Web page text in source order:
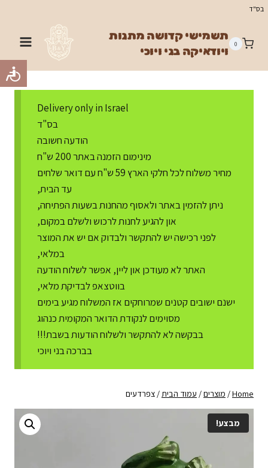
Skip
content
בס"ד
0
תשמישי קדושה מתנות
ויודאיקה בני ויוכי
Delivery only in Israel
בס"ד
הודעה חשובה
מינימום הזמנה באתר 200 ש"ח
מחיר משלוח לכל חלקי הארץ 59 ש"ח עם דואר שלחים
עד הבית,
ניתן להזמין באתר ולאסוף מהחנות בשעות הפתיחה,
און להגיע לחנות לרכוש ולשלם במקום,
לפני רכישה יש להתקשר ולבדוק אם יש את המוצר
במלאי,
האתר לא מעודכן און ליין, אפשר לשלוח הודעה
בווטצאפ לבדיקת מלאי,
ישנם ישובים קטנים שמרוחקים אז המשלוח מגיע בימים
מסוימים לנקודת הדואר המקומית כנהוג
בבקשה לא להתקשר ולשלוח הודעות בשבת!!!
בברכה בני ויוכי
Home
/ מוצרים/ עמוד הבית / צפרדעים
מבצע!